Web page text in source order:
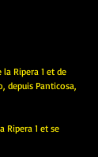
Ripera 1 et de
depuis Panticosa,
Ripera 1 et se